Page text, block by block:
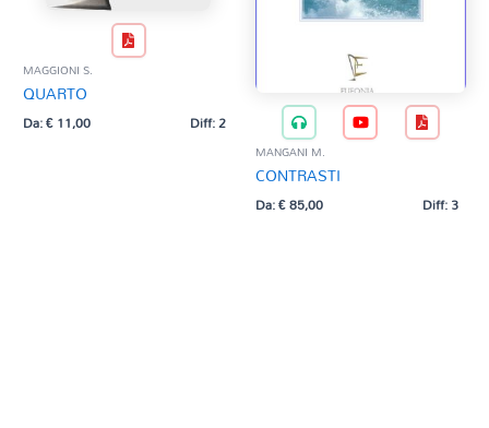
MAGGIONI S.
QUARTO
Da:€11,00 Diff: 2
MANGANI M.
CONTRASTI
Da:€85,00 Diff: 3